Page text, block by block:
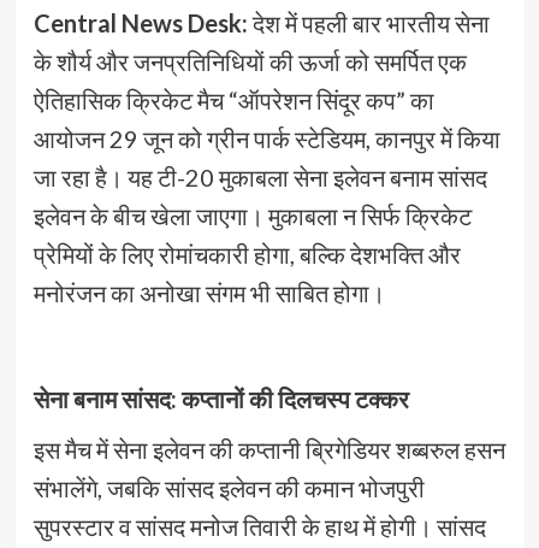
Central News Desk:देश में पहली बार भारतीय सेना
के शौर्य और जनप्रतिनिधियों की ऊर्जा को समर्पित एक
ऐतिहासिक क्रिकेट मैच “ऑपरेशन सिंदूर कप” का
आयोजन 29 जून को ग्रीन पार्क स्टेडियम, कानपुर में किया
जा रहा है। यह टी-20 मुकाबला सेना इलेवन बनाम सांसद
इलेवन के बीच खेला जाएगा। मुकाबला न सिर्फ क्रिकेट
प्रेमियों के लिए रोमांचकारी होगा, बल्कि देशभक्ति और
मनोरंजन का अनोखा संगम भी साबित होगा।
सेना बनाम सांसद: कप्तानों की दिलचस्प टक्कर
इस मैच में सेना इलेवन की कप्तानी ब्रिगेडियर शब्बरुल हसन
संभालेंगे, जबकि सांसद इलेवन की कमान भोजपुरी
सुपरस्टार व सांसद मनोज तिवारी के हाथ में होगी। सांसद